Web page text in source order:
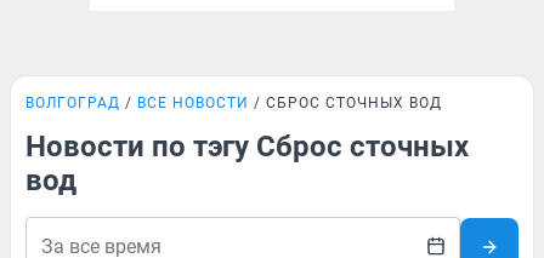
ВОЛГОГРАД ВСЕ НОВОСТИ СБРОС СТОЧНЫХ ВОД
Новости по тэгу Сброс сточных
вод